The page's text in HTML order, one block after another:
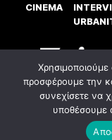
CINEMA
© 2023 Εxostispress -
προσφέρουμε την
συνεχίσετε να
υποθέσουμε